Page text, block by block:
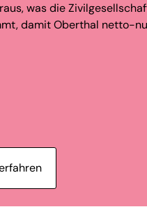
was die
damit Oberthal netto-